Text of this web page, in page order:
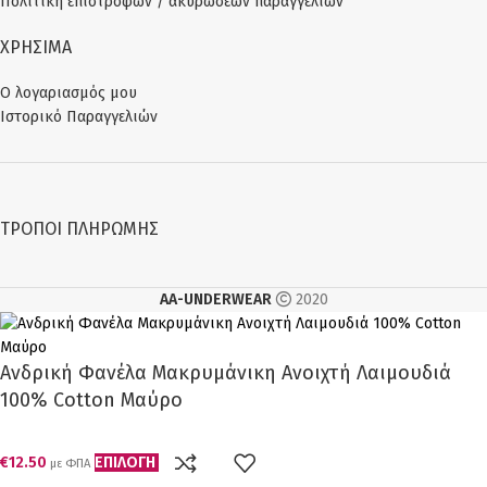
ΧΡΗΣΙΜΑ
Ο λογαριασμός μου
Ιστορικό Παραγγελιών
ΤΡΌΠΟΙ ΠΛΗΡΩΜΉΣ
AA-UNDERWEAR 2020
Ανδρική Φανέλα Μακρυμάνικη Ανοιχτή Λαιμουδιά
100% Cotton Μαύρο
€12.50 με ΦΠΑ ΕΠΙΛΟΓΉ